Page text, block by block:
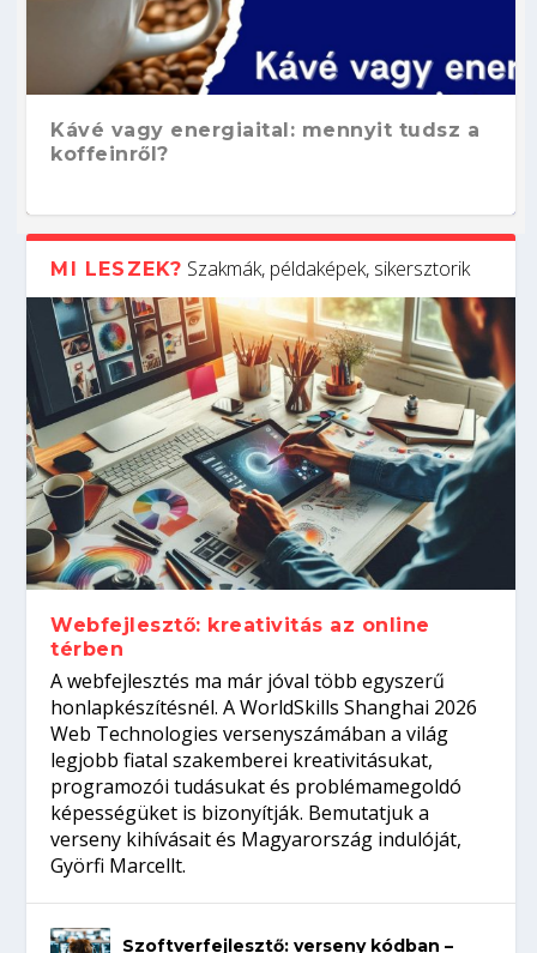
Kávé vagy energiaital: mennyit tudsz a
koffeinről?
Hogyan készíts ATS-barát önéletrajzot?
Így növelheted az esélyedet az
állásinterjúra...
Kitalálod, mire használják ezeket a
gépeket?
Nem sikerült az egyetemi felvételi?
Tanulj szakmát!
Szoftverfejlesztő: verseny kódban –
amikor néhány sor program dönti el a
világversenyt...
MI LESZEK? Szakmák, példaképek, sikersztorik
Webfejlesztő: kreativitás az online
térben
A webfejlesztés ma már jóval több egyszerű
honlapkészítésnél. A WorldSkills Shanghai 2026
Web Technologies versenyszámában a világ
legjobb fiatal szakemberei kreativitásukat,
programozói tudásukat és problémamegoldó
képességüket is bizonyítják. Bemutatjuk a
verseny kihívásait és Magyarország indulóját,
Györfi Marcellt.
Szoftverfejlesztő: verseny kódban –